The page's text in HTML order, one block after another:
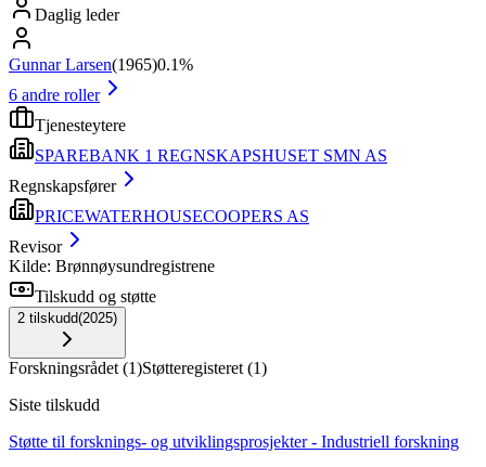
Daglig leder
Gunnar Larsen(1965)0.1%
6 andre roller
Tjenesteytere
SPAREBANK 1 REGNSKAPSHUSET SMN AS
Regnskapsfører
PRICEWATERHOUSECOOPERS AS
Revisor
Kilde: Brønnøysundregistrene
Tilskudd og støtte
2 tilskudd(2025)
Forskningsrådet (1)Støtteregisteret (1)
Siste tilskudd
Støtte til forsknings- og utviklingsprosjekter - Industriell forskning